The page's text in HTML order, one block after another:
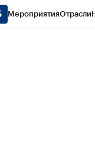
МероприятияОтрасли